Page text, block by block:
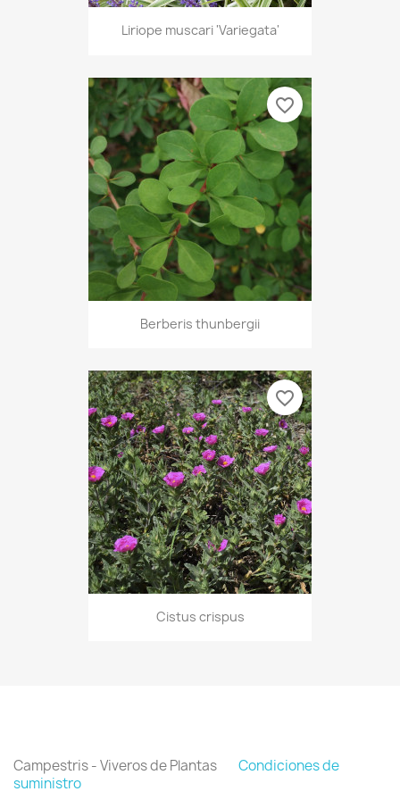
Liriope muscari 'Variegata'
Berberis thunbergii
favorite_border
Cistus crispus
favorite_border
Campestris - Viveros de Plantas Condiciones de
suministro